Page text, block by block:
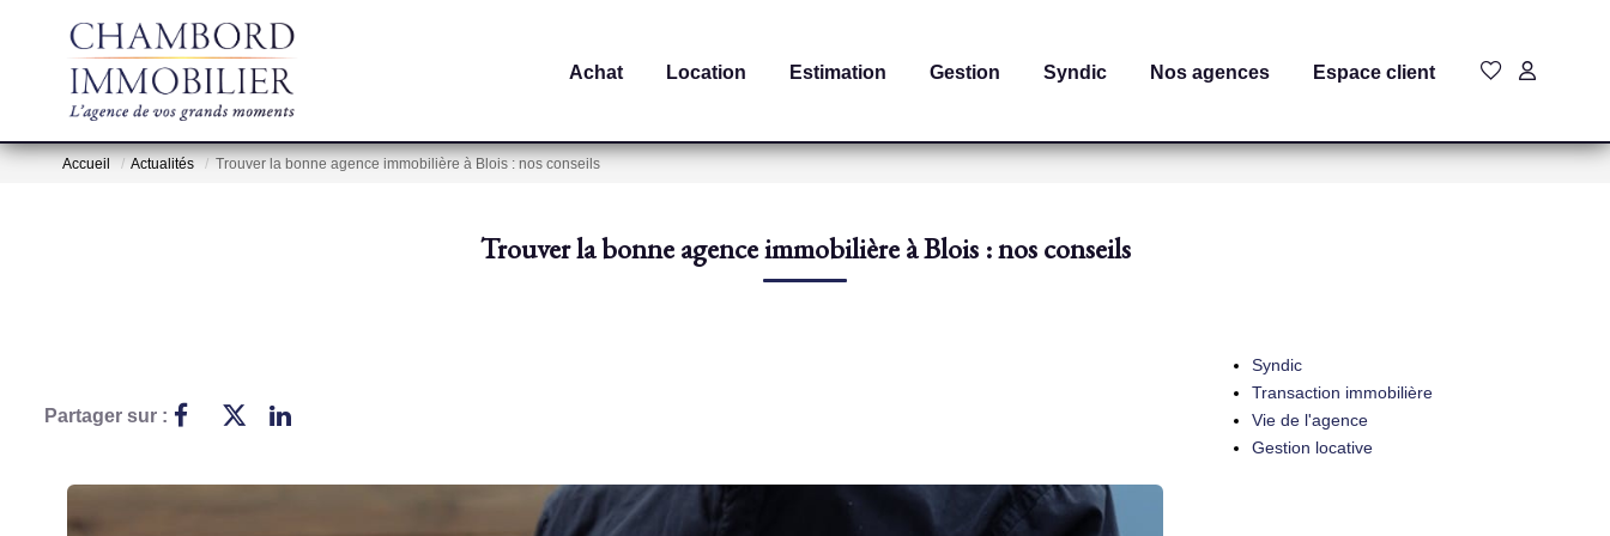
Achat Location Estimation Gestion Syndic Nos agences Espace client
Accueil Actualités Trouver la bonne agence immobilière à Blois : nos conseils
Trouver la bonne agence immobilière à Blois : nos conseils
Partager sur :
Syndic
Transaction immobilière
Vie de l'agence
Gestion locative